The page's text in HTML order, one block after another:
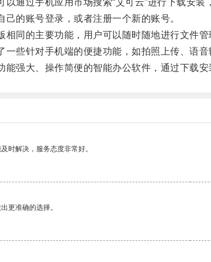
过手机应用市场搜索“艾可云”进行下载安装
的账号登录，或者注册一个新的账号。
同的主要功能，用户可以随时随地进行文件管
针对手机端的便捷功能，如拍照上传、语音
大、操作简便的智能办公软件，通过下载安
时解决，服务态度非常好。
更准确的选择。